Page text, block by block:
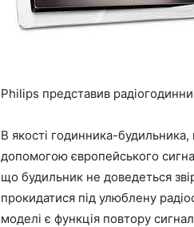
Philips представив
В якості годинника-
допомогою європейського
що будильник не доведеться
прокидатися під улюблену
моделі є функція повтору